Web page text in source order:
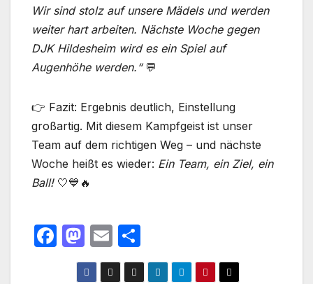
Wir sind stolz auf unsere Mädels und werden
weiter hart arbeiten. Nächste Woche gegen
DJK Hildesheim wird es ein Spiel auf
Augenhöhe werden.“💬
👉 Fazit: Ergebnis deutlich, Einstellung
großartig. Mit diesem Kampfgeist ist unser
Team auf dem richtigen Weg – und nächste
Woche heißt es wieder: Ein Team, ein Ziel, ein
Ball!🤍💙🔥
F
M
a
E
m ei